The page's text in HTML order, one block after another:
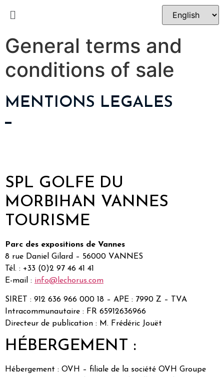
General terms and
conditions of sale
MENTIONS LEGALES
SPL GOLFE DU
MORBIHAN VANNES
TOURISME
Parc des expositions de Vannes
8 rue Daniel Gilard – 56000 VANNES
Tél. : +33 (0)2 97 46 41 41
E-mail : info@lechorus.com
SIRET : 912 636 966 000 18 – APE : 7990 Z – TVA
Intracommunautaire : FR 65912636966
Directeur de publication : M. Frédéric Jouët
HÉBERGEMENT :
Hébergement : OVH – filiale de la société OVH Groupe